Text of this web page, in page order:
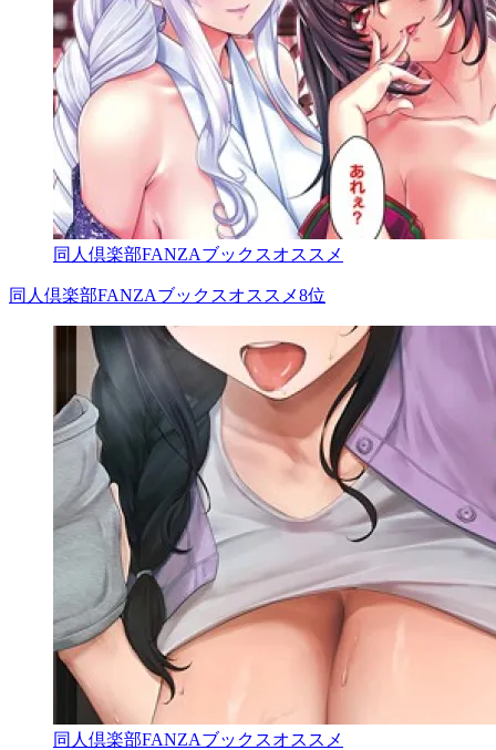
同人倶楽部FANZAブックスオススメ
同人倶楽部FANZAブックスオススメ8位
同人倶楽部FANZAブックスオススメ